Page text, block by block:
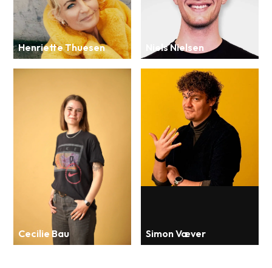
Henriette Thuesen Niels Nielsen
Cecilie Bau Simon Væver